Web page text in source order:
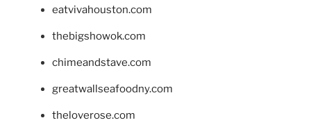
eatvivahouston.com
thebigshowok.com
chimeandstave.com
greatwallseafoodny.com
theloverose.com